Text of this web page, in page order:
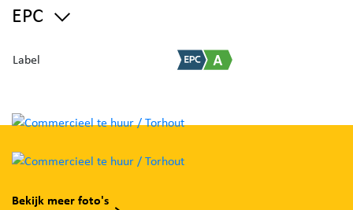
EPC
Label
Bekijk meer foto's